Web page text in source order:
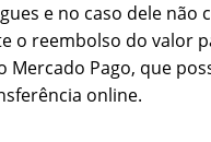
e no caso dele
o reembolso do valor
Mercado Pago, que
online.